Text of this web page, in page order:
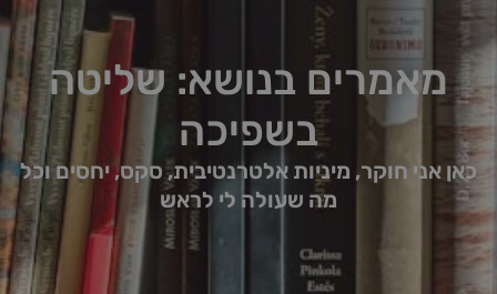
מאמרים בנושא: שליטה
בשפיכה
כאן אני חוקר, מיניות אלטרנטיבית, סקס, יחסים וכל
מה שעולה לי לראש